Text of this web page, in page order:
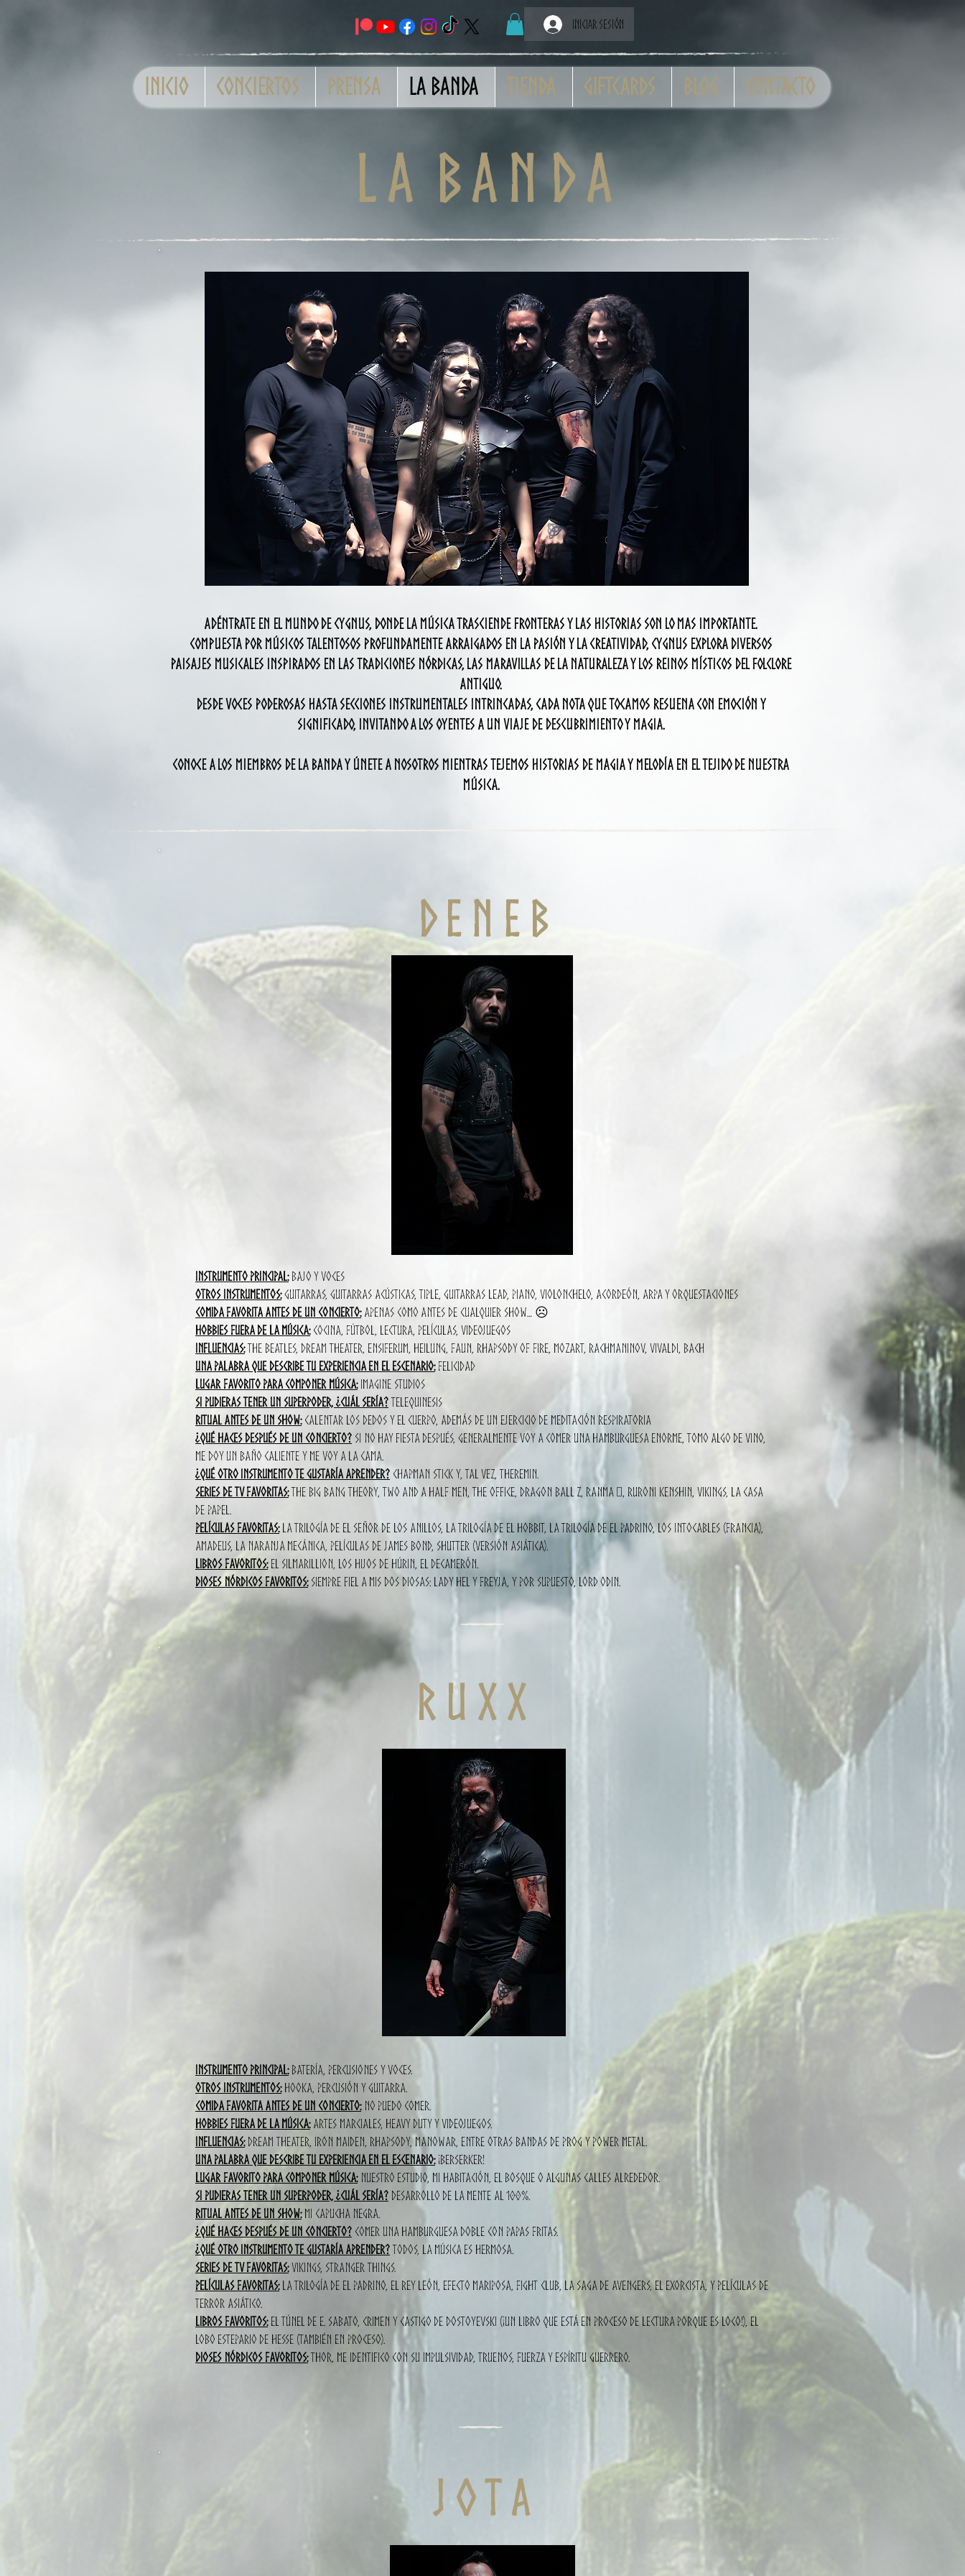
Iniciar sesión
Inicio Conciertos Prensa La banda Tienda GiftCards Blog Contacto
L A B A N D A
Adéntrate en el mundo de CYGNUS, donde la música trasciende fronteras y laS HISTORIAS SON LO MAS IMPORTANTE.
Compuesta por músicos talentosos profundamente arraigados en la pasión y la creatividad, CYGNUS explora diversos
paisajes musicales inspirados en las tradiciones nórdicas, las maravillas de la naturaleza y los reinos místicos del folclore
antiguo.
Desde voces poderosas hasta SECCIONES instrumentales intrincadAs, cada nota que tocamos resuena con emoción y
significado, invitando a los oyentes a un viaje de descubrimiento y MAGIA.
conoce a los miembros de la banda y únete a nosotros mientras tejemos historias de magia y melodía en el tejido de nuestra
música.
D E n e b
Instrumento principal:Bajo y voces
Otros instrumentos:Guitarras, guitarras acústicas, tiple, guitarras lead, piano, violonchelo, acordeón, arpa y orquestaciones
Comida favorita antes de un concierto:Apenas como antes de cualquier show… ☹
Hobbies fuera de la música: Cocina, fútbol, lectura, películas, videojuegos
Influencias:The Beatles, Dream Theater, Ensiferum, Heilung, Faun, Rhapsody of Fire, Mozart, Rachmaninov, Vivaldi, Bach
Una palabra que describe tu experiencia en el escenario:Felicidad
Lugar favorito para componer música:iMaGine Studios
Si pudieras tener un superpoder, ¿cuál sería? Telequinesis
Ritual antes de un show:Calentar los dedos y el cuerpo, además de un ejercicio de meditación respiratoria
¿Qué haces después de un concierto? Si no hay fiesta después, generalmente voy a comer una hamburguesa enorme, tomo algo de vino,
me doy un baño caliente y me voy a la cama.
¿Qué otro instrumento te gustaría aprender? Chapman stick y, tal vez, Theremin.
Series de TV favoritas:The Big Bang Theory, Two and a Half Men, The Office, Dragon Ball Z, Ranma ½, Ruroni Kenshin, Vikings, La Casa
de Papel.
Películas favoritas:La trilogía de El Señor de los Anillos, La trilogía de El Hobbit, La trilogía de El Padrino, Los Intocables (Francia),
Amadeus, La Naranja Mecánica, películas de James Bond, Shutter (versión asiática).
Libros favoritos:El Silmarillion, Los Hijos de Húrin, El Decamerón.
Dioses nórdicos favoritos:Siempre fiel a mis dos diosas: Lady Hel y Freyja, y por supuesto, Lord Odin.
r u x x
Instrumento principal:Batería, percusiones y voces.
Otros instrumentos:Hooka, percusión y guitarra.
Comida favorita antes de un concierto:No puedo comer.
Hobbies fuera de la música:Artes marciales, heavy duty y videojuegos.
Influencias:Dream Theater, Iron Maiden, Rhapsody, Manowar, entre otras bandas de prog y power metal.
Una palabra que describe tu experiencia en el escenario:¡Berserker!
Lugar favorito para componer música:Nuestro estudio, mi habitación, el bosque o algunas calles alrededor.
Si pudieras tener un superpoder, ¿cuál sería? Desarrollo de la mente al 100%.
Ritual antes de un show:Mi capucha negra.
¿Qué haces después de un concierto? Comer una hamburguesa doble con papas fritas.
¿Qué otro instrumento te gustaría aprender? Todos, la música es hermosa.
Series de TV favoritas:Vikings, Stranger Things.
Películas favoritas:La trilogía de El Padrino, El Rey León, Efecto Mariposa, Fight Club, la saga de Avengers, El Exorcista, y películas de
terror asiático.
Libros favoritos:El túnel de E. Sabato, Crimen y Castigo de Dostoyevski (¡un libro que está en proceso de lectura porque es loco!), El
lobo estepario de Hesse (también en proceso).
Dioses nórdicos favoritos:Thor, me identifico con su impulsividad, truenos, fuerza y espíritu guerrero.
j o t a